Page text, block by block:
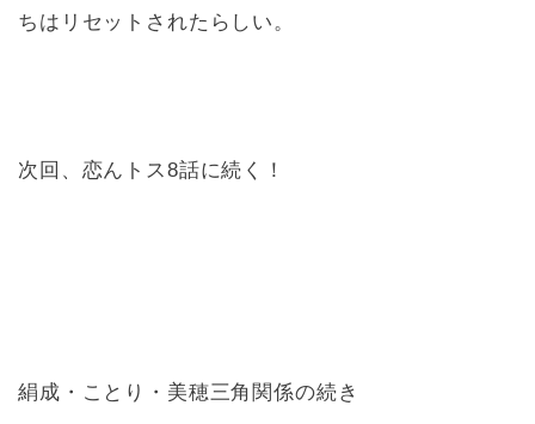
ちはリセットされたらしい。
次回、恋んトス8話に続く！
絹成・ことり・美穂三角関係の続き